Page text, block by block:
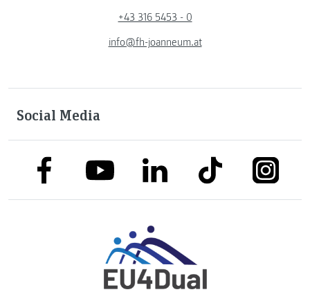
+43 316 5453 - 0
info@fh-joanneum.at
Social Media
link to facebooklink to youtubelink to linkedinlink to tiktok link to